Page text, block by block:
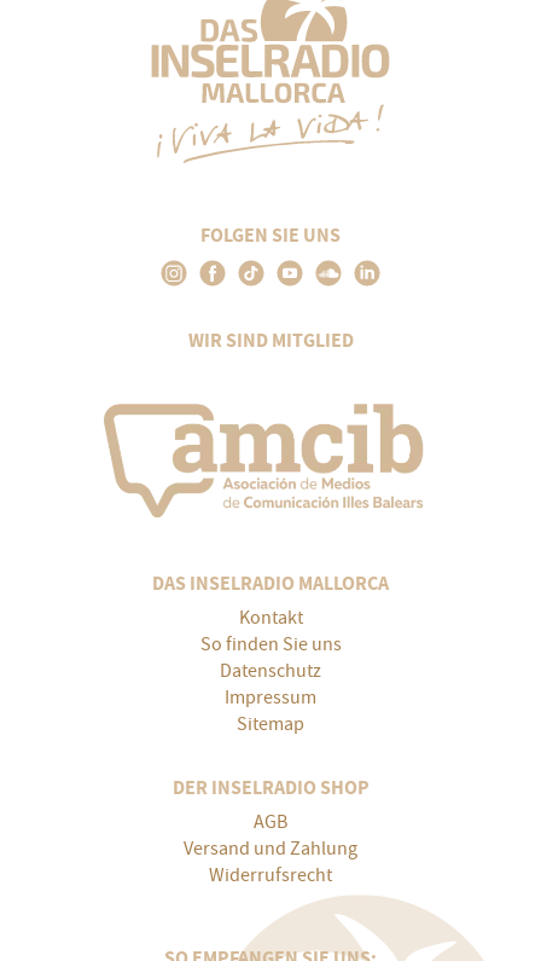
FOLGEN SIE UNS
WIR SIND MITGLIED
DAS INSELRADIO MALLORCA
Kontakt
So finden Sie uns
Datenschutz
Impressum
Sitemap
DER INSELRADIO SHOP
AGB
Versand und Zahlung
Widerrufsrecht